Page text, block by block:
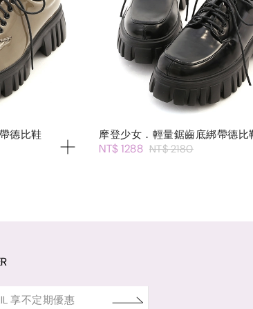
德比鞋 摩登少女．輕量鋸齒底綁帶德比
NT$ 1288 NT$ 2180